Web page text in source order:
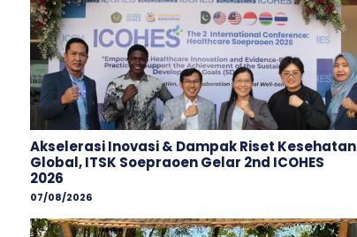
Akselerasi Inovasi & Dampak Riset Kesehatan
Global, ITSK Soepraoen Gelar 2nd ICOHES
2026
07/08/2026